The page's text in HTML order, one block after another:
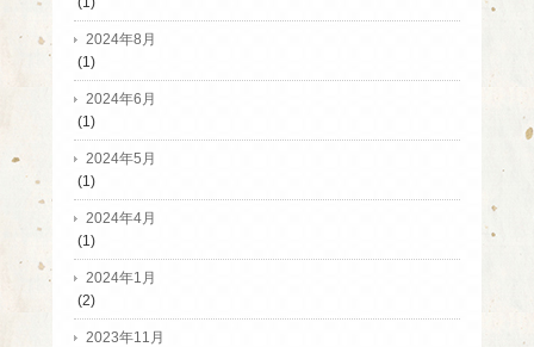
2024年8月
(1)
2024年6月
(1)
2024年5月
(1)
2024年4月
(1)
2024年1月
(2)
2023年11月